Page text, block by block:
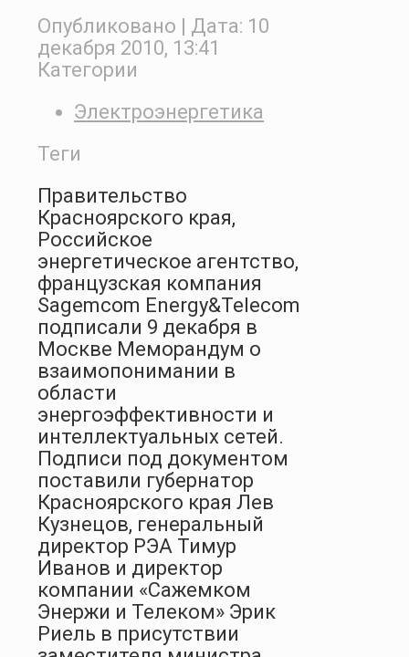
Опубликовано | Дата: 10
декабря 2010, 13:41
Категории
Электроэнергетика
Теги
Правительство
Красноярского края,
Российское
энергетическое агентство,
французская компания
Sagemcom Energy&Telecom
подписали 9 декабря в
Москве Меморандум о
взаимопонимании в
области
энергоэффективности и
интеллектуальных сетей.
Подписи под документом
поставили губернатор
Красноярского края Лев
Кузнецов, генеральный
директор РЭА Тимур
Иванов и директор
компании «Сажемком
Энержи и Телеком» Эрик
Риель в присутствии